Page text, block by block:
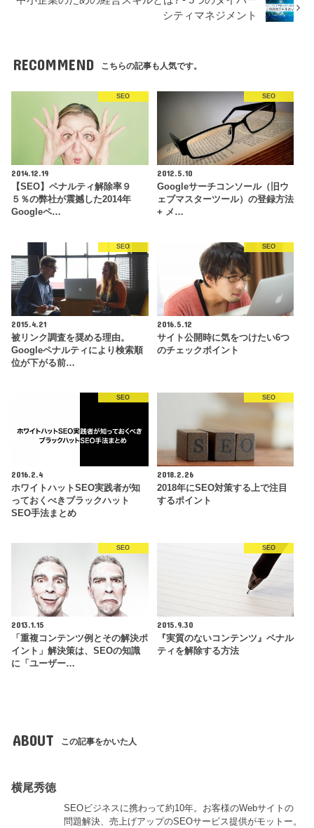
シティマネジメント
RECOMMEND こちらの記事も人気です。
SEO
2014.12.19
【SEO】ペナルティ解除率９
５％の弊社が震撼した2014年
Googleペ…
SEO
2012.5.10
Googleサーチコンソール（旧ウ
ェブマスターツール）の登録方法
+ メ…
SEO
2015.4.21
被リンク調査を奨める理由。
Googleペナルティにより検索順
位が下がる前…
SEO
2016.5.12
サイト公開時に気をつけたい6つ
のチェックポイント
SEO
2016.2.4
ホワイトハットSEO実践者が知
っておくべきブラックハット
SEO手法まとめ
SEO
2018.2.26
2018年にSEO対策する上で注目
するポイント
SEO
2013.1.15
「重複コンテンツ例とその解決ポ
イント」解決策は、SEOの知識
に「ユーザー…
SEO
2015.9.30
『実質のないコンテンツ』ペナル
ティを解除する方法
ABOUT この記事をかいた人
横尾秀徳
SEOビジネスに携わって約10年。お客様のWebサイトの
問題解決、売上げアップのSEOサービス提供がモットー。